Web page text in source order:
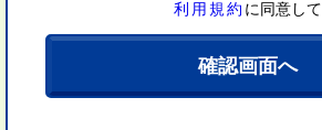
利用規約 に同意して
確認画面へ